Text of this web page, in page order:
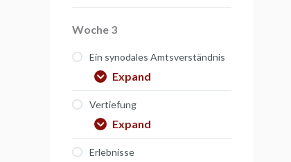
Woche 3
Ein synodales Amtsverständnis
Expand
Vertiefung
Expand
Erlebnisse